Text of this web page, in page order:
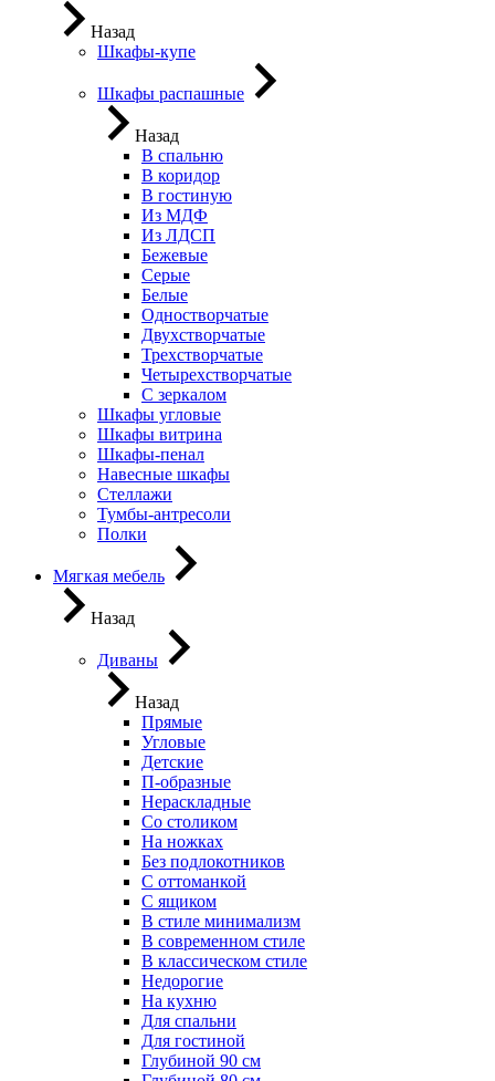
Назад
Шкафы-купе
Шкафы распашные
Назад
В спальню
В коридор
В гостиную
Из МДФ
Из ЛДСП
Бежевые
Серые
Белые
Одностворчатые
Двухстворчатые
Трехстворчатые
Четырехстворчатые
С зеркалом
Шкафы угловые
Шкафы витрина
Шкафы-пенал
Навесные шкафы
Стеллажи
Тумбы-антресоли
Полки
Мягкая мебель
Назад
Диваны
Назад
Прямые
Угловые
Детские
П-образные
Нераскладные
Со столиком
На ножках
Без подлокотников
С оттоманкой
С ящиком
В стиле минимализм
В современном стиле
В классическом стиле
Недорогие
На кухню
Для спальни
Для гостиной
Глубиной 90 см